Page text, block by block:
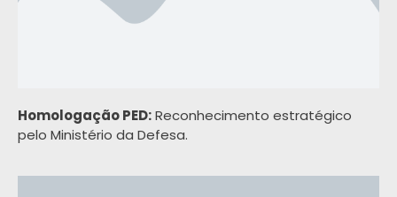
Homologação PED:Reconhecimento estratégico
pelo Ministério da Defesa.